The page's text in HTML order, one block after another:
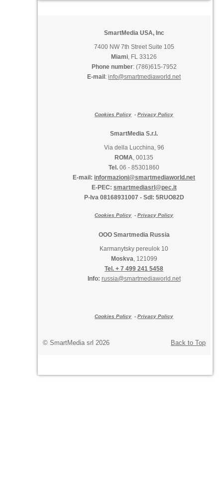
SmartMedia USA, Inc
7400 NW 7th Street Suite 105
Miami , FL 33126
Phone number: (786)615-7952
E-mail:info@smartmediaworld.net
Cookies Policy -Privacy Policy
SmartMedia S.r.l.
Via della Lucchina, 96
ROMA, 00135
Tel. 06 - 85301860
E-mail: informazioni@smartmediaworld.net
E-PEC: smartmediasrl@pec.it
P-Iva 08168931007 - SdI: 5RUO82D
Cookies Policy -Privacy Policy
OOO Smartmedia Russia
Karmanytsky pereulok 10
Moskva, 121099
Tel. + 7 499 241 5458
Info: russia@smartmediaworld.net
Cookies Policy -Privacy Policy
Back to Top
© SmartMedia srl 2026